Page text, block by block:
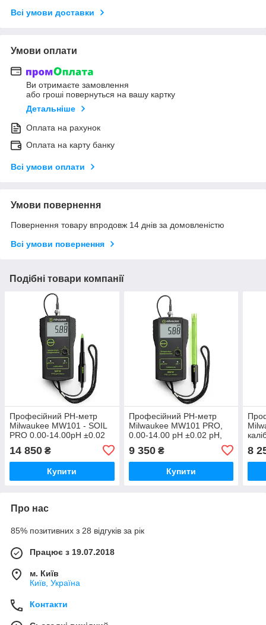
Всі умови доставки
Умови оплати
Ви отримаєте замовлення
або гроші повернуться на вашу картку
Детальніше
Оплата на рахунок
Оплата на карту банку
Всі умови оплати
Умови повернення
Повернення товару впродовж 14 днів за домовленістю
Всі умови повернення
Подібні товари компанії
Професійний PH-метр
Milwaukee MW101 - SOIL
PRO 0.00-14.00pH ±0.02
pH, ручна кал., Угорщина
14 850 ₴
Купити
Професійний PH-метр
Milwaukee MW101 PRO,
0.00-14.00 pH ±0.02 pH,
Угорщина
9 350₴
Купити
8
Про нас
85% позитивних з 28 відгуків за рік
Працює з 19.07.2018
м. Київ
Київ, Україна
Контакти